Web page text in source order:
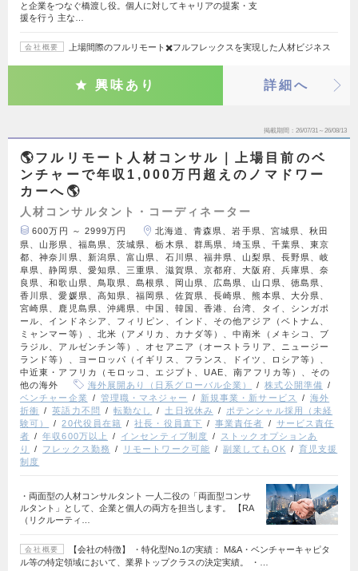
と企業をつなぐ橋渡し役。個人に対してキャリアの提案・支
援を行う 主な…
会社概要 上場間際のフルリモート✖️フルフレックスを実現した人材ビジネス
興味あり 詳細へ
掲載期間 26/07/31～26/08/13
🌎フルリモート人材コンサル｜上場目前のベ
ンチャーで年収1,000万円超えのノマドワー
カーへ🌎
人材コンサルタント・コーディネーター
600万円 ～ 2999万円
北海道、青森県、岩手県、宮城県、秋田
県、山形県、福島県、茨城県、栃木県、群馬県、埼玉県、千葉県、東京
都、神奈川県、新潟県、富山県、石川県、福井県、山梨県、長野県、岐
阜県、静岡県、愛知県、三重県、滋賀県、京都府、大阪府、兵庫県、奈
良県、和歌山県、鳥取県、島根県、岡山県、広島県、山口県、徳島県、
香川県、愛媛県、高知県、福岡県、佐賀県、長崎県、熊本県、大分県、
宮崎県、鹿児島県、沖縄県、中国、韓国、香港、台湾、タイ、シンガポ
ール、インドネシア、フィリピン、インド、その他アジア（ベトナム、
ミャンマー等）、北米（アメリカ、カナダ等）、中南米（メキシコ、ブ
ラジル、アルゼンチン等）、オセアニア（オーストラリア、ニュージー
ランド等）、ヨーロッパ（イギリス、フランス、ドイツ、ロシア等）、
中近東・アフリカ（モロッコ、エジプト、UAE、南アフリカ等）、その
他の海外
海外展開あり（日系グローバル企業）
株式公開準備
ベンチャー企業
管理職・マネジャー 新規事業・新サービス
海外
折衝
英語力不問 転勤なし 土日祝休み
ポテンシャル採用（未経
験可）
20代役員在籍 社長・役員直下 事業責任者
サービス責任
者
年収600万以上 インセンティブ制度
ストックオプションあ
り
フレックス勤務 リモートワーク可能 副業してもOK
育児支援
制度
・両面型の人材コンサルタント 一人二役の「両面型コンサ
ルタント」として、企業と個人の両方を担当します。 【RA
（リクルーティ…
会社概要
【会社の特徴】 ・特化型No.1の実績： M&A・ベンチャーキャピタ
ル等の特定領域において、業界トップクラスの決定実績。 ・…